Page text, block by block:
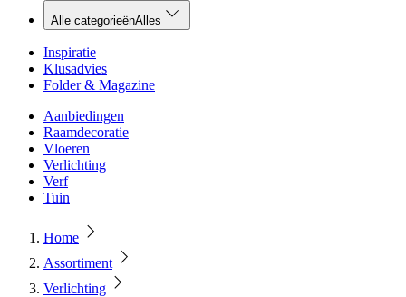
Alle categorieënAlles
Inspiratie
Klusadvies
Folder & Magazine
Aanbiedingen
Raamdecoratie
Vloeren
Verlichting
Verf
Tuin
Home
Assortiment
Verlichting